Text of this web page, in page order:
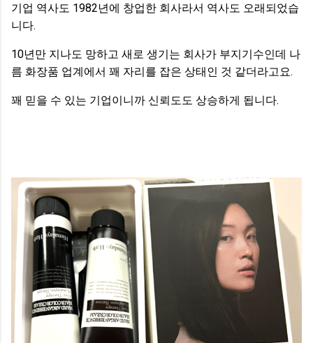
기업 역사도 1982년에 창업한 회사라서 역사도 오래되었습
니다.
10년만 지나도 망하고 새로 생기는 회사가 부지기수인데 나
름 화장품 업계에서 꽤 자리를 잡은 상태인 것 같더라고요.
꽤 믿을 수 있는 기업이니까 신뢰도도 상승하게 됩니다.